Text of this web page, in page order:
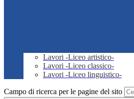
Lavori -Liceo artistico-
Lavori -Liceo classico-
Lavori -Liceo linguistico-
Campo di ricerca per le pagine del sito